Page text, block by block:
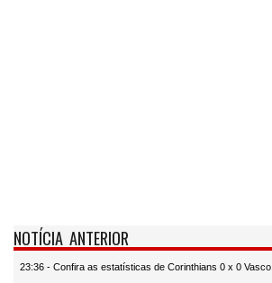
NOTÍCIA ANTERIOR
23:36 - Confira as estatísticas de Corinthians 0 x 0 Vasco